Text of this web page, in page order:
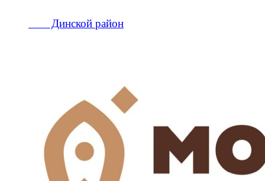
Динской район